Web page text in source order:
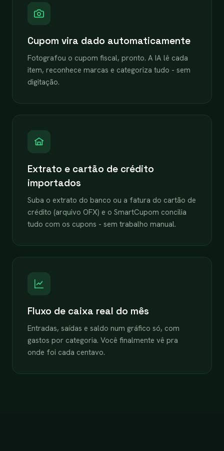
Cupom vira dado automaticamente
Fotografou o cupom fiscal, pronto. A IA lê cada
item, reconhece marcas e categoriza tudo - sem
digitação.
Extrato e cartão de crédito
importados
Suba o extrato do banco ou a fatura do cartão de
crédito (arquivo OFX) e o SmartCupom concilia
tudo com os cupons - sem trabalho manual.
Fluxo de caixa real do mês
Entradas, saídas e saldo num gráfico só, com
gastos por categoria. Você finalmente vê pra
onde foi cada centavo.